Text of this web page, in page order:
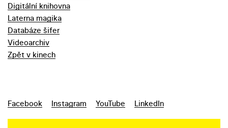
Digitální knihovna
Laterna magika
Databáze šifer
Videoarchiv
Zpět v kinech
Facebook Instagram YouTube LinkedIn